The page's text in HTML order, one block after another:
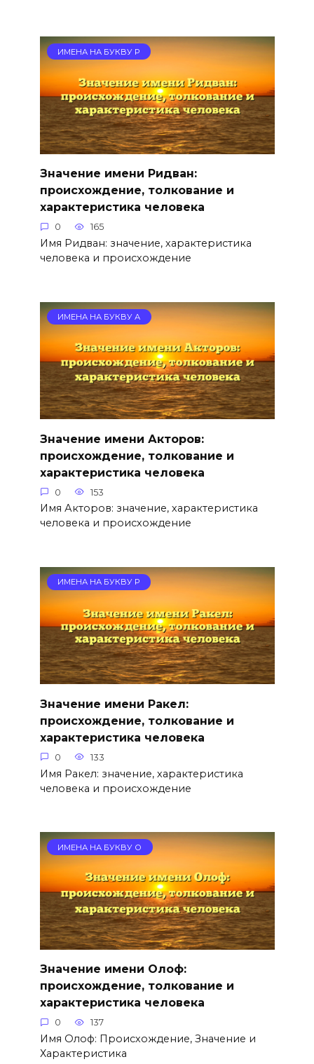
ИМЕНА НА БУКВУ Р
Значение имени Ридван:
происхождение, толкование и
характеристика человека
0 165
Имя Ридван: значение, характеристика
человека и происхождение
ИМЕНА НА БУКВУ А
Значение имени Акторов:
происхождение, толкование и
характеристика человека
0 153
Имя Акторов: значение, характеристика
человека и происхождение
ИМЕНА НА БУКВУ Р
Значение имени Ракел:
происхождение, толкование и
характеристика человека
0 133
Имя Ракел: значение, характеристика
человека и происхождение
ИМЕНА НА БУКВУ О
Значение имени Олоф:
происхождение, толкование и
характеристика человека
0 137
Имя Олоф: Происхождение, Значение и
Характеристика